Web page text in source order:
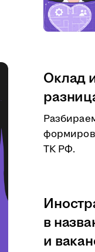
Оклад
ТК РФ.
в
и